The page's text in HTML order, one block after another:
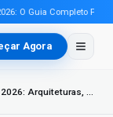
O Guia Completo Para
Agora
Internet das Coisas em 2026: Arquiteturas, 5G e Edge redefinem o jogo